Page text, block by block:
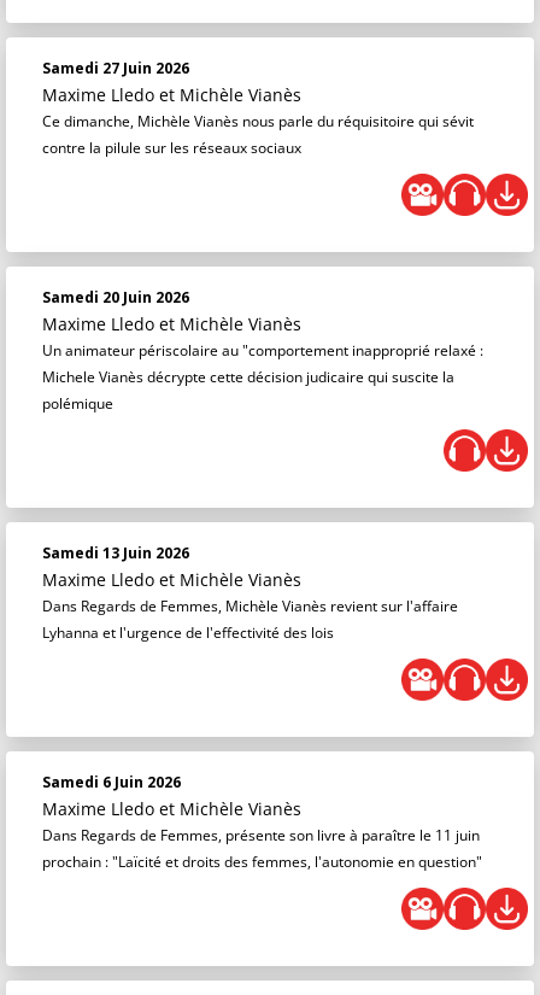
Samedi 27 Juin 2026
Maxime Lledo et Michèle Vianès
Ce dimanche, Michèle Vianès nous parle du réquisitoire qui sévit
contre la pilule sur les réseaux sociaux
Samedi 20 Juin 2026
Maxime Lledo et Michèle Vianès
Un animateur périscolaire au "comportement inapproprié relaxé :
Michele Vianès décrypte cette décision judicaire qui suscite la
polémique
Samedi 13 Juin 2026
Maxime Lledo et Michèle Vianès
Dans Regards de Femmes, Michèle Vianès revient sur l'affaire
Lyhanna et l'urgence de l'effectivité des lois
Samedi 6 Juin 2026
Maxime Lledo et Michèle Vianès
Dans Regards de Femmes, présente son livre à paraître le 11 juin
prochain : "Laïcité et droits des femmes, l'autonomie en question"